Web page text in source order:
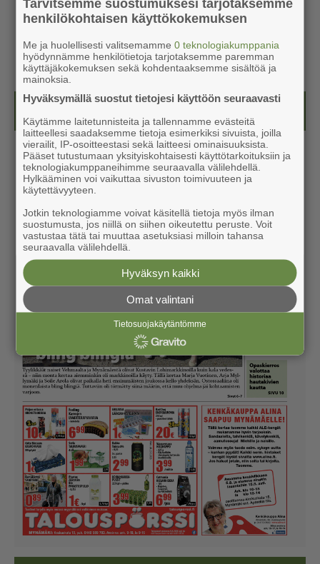
Tarvitsemme suostumuksesi tarjotaksemme
henkilökohtaisen käyttökokemuksen
Me ja huolellisesti valitsemamme0 teknologiakumppania
hyödynnämme henkilötietoja tarjotaksemme paremman
käyttäjäkokemuksen sekä kohdentaaksemme sisältöä ja
mainoksia.
Hyväksymällä suostut tietojesi käyttöön seuraavasti
Käytämme laitetunnisteita ja tallennamme evästeitä
laitteellesi saadaksemme tietoja esimerkiksi sivuista, joilla
vierailit, IP-osoitteestasi sekä laitteesi ominaisuuksista.
Pääset tutustumaan yksityiskohtaisesti käyttötarkoituksiin ja
teknologiakumppaneihimme seuraavalla välilehdellä.
Hylkääminen voi vaikuttaa sivuston toimivuuteen ja
käytettävyyteen.
Jotkin teknologiamme voivat käsitellä tietoja myös ilman
suostumusta, jos niillä on siihen oikeutettu peruste. Voit
vastustaa tätä tai muuttaa asetuksiasi milloin tahansa
seuraavalla välilehdellä.
Hyväksyn kaikki
Omat valintani
Tietosuojakäytäntömme